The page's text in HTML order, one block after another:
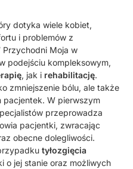
dotyka wiele kobiet,
i problemów z
Przychodni Moja w
podejściu kompleksowym,
, jak i rehabilitację.
zmniejszenie bólu, ale także
pacjentek. W pierwszym
przeprowadza
pacjentki, zwracając
obecne dolegliwości.
tyłozgięcia
o jej stanie oraz możliwych